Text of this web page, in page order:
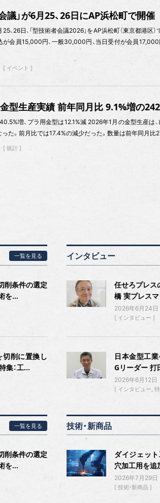
議」が6月25、26日にAP浜松町で開催
、26日、「型技術者会議2026」をAP浜松町（東京都港区
が会員15,000円、一般30,000円、当日受付が会員
イベント
型生産実績 前年同月比 9.1%増の
増、プラ用金型は12.1%減 2026年1月の金型生産は
た。前月比では17.4%の減少だった。数量は前年同月比
統計
一覧を見る
削条件の選定
を...
削に置換し
集：工...
インタビュー
任せろプレス
橋 実プレスマ
2026年6月24日
インタビュー
日本金型工
Gリーダー 打
2026年6月12日
インタビュー
一覧を見る
削条件の選定
を...
技術・新商品
ダイジェッ
穴加工用を追
2026年7月29日
技術・新商品